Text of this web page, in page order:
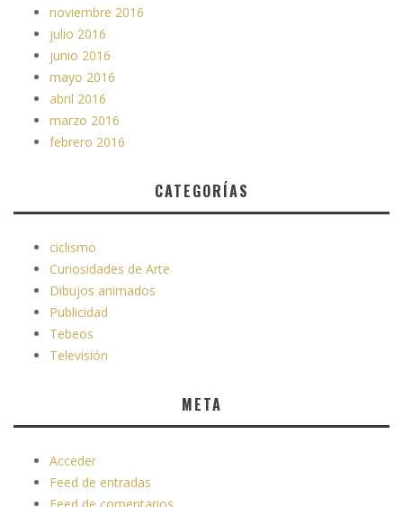
noviembre 2016
julio 2016
junio 2016
mayo 2016
abril 2016
marzo 2016
febrero 2016
CATEGORÍAS
ciclismo
Curiosidades de Arte
Dibujos animados
Publicidad
Tebeos
Televisión
META
Acceder
Feed de entradas
Feed de comentarios